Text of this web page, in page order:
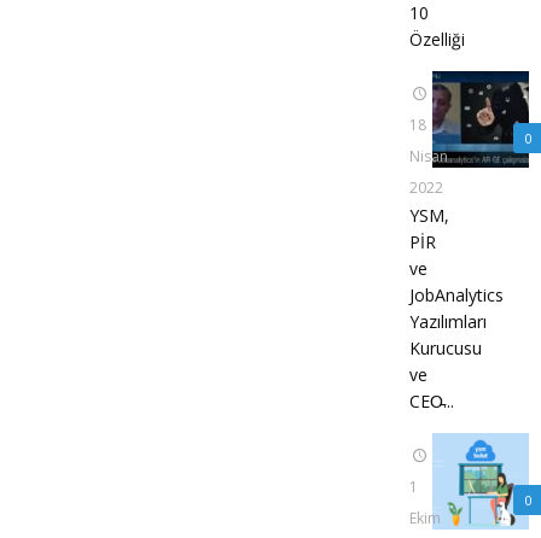
10
Özelliği
0
18
Nisan
2022
YSM,
PİR
ve
JobAnalytics
Yazılımları
Kurucusu
ve
CEO̵...
0
1
Ekim